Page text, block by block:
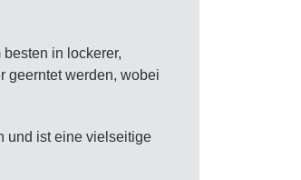
in lockerer,
geerntet werden, wobei
und ist eine vielseitige